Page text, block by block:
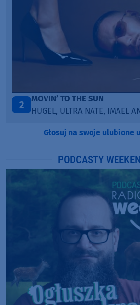
3
LEGENDARY LOVERS (SAVE ME)
KATY PERRY & CHIEF KEEF
Głosuj na swoje ulubione
PODCASTY